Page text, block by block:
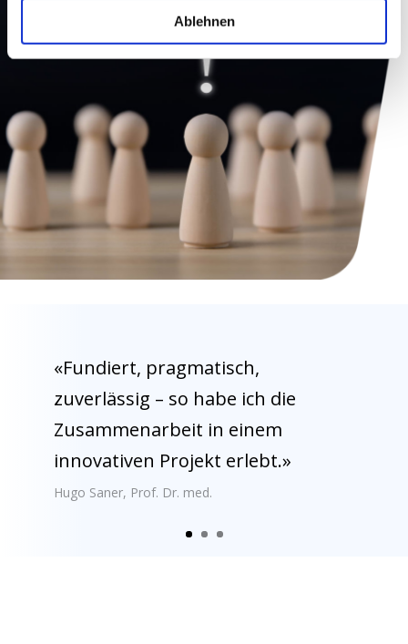
Ablehnen
«Fundiert, pragmatisch,
zuverlässig – so habe ich die
Zusammenarbeit in einem
innovativen Projekt erlebt.»
Hugo Saner, Prof. Dr. med.